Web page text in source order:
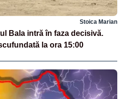
Stoica Marian
Bala intră în faza decisivă.
la ora 15:00